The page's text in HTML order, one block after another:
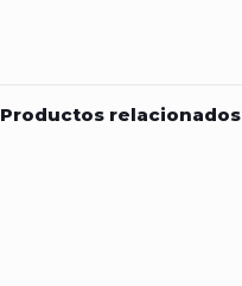
Productos relacionados